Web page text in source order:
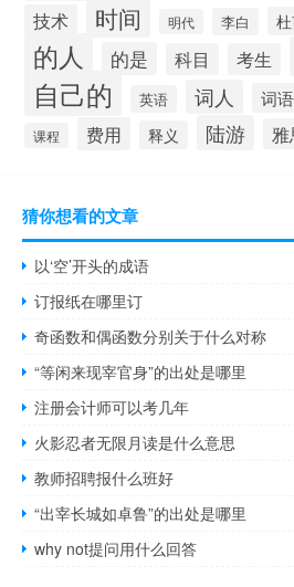
技术 时间 明代 李白
的人 的是 科目 考生
自己的 英语 词人 词语
课程 费用 释义 陆游 雅
猜你想看的文章
以‘空’开头的成语
订报纸在哪里订
奇函数和偶函数分别关于什么对称
“等闲来现宰官身”的出处是哪里
注册会计师可以考几年
火影忍者无限月读是什么意思
教师招聘报什么班好
“出宰长城如卓鲁”的出处是哪里
why not提问用什么回答